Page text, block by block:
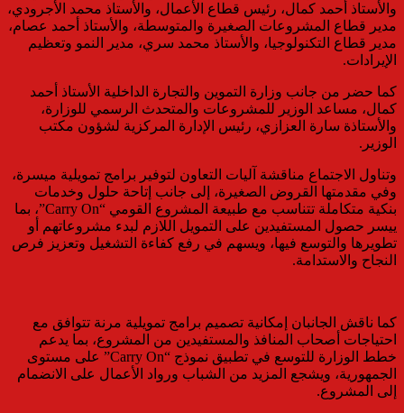
والأستاذ أحمد كمال، رئيس قطاع الأعمال، والأستاذ محمد الأجرودي،
مدير قطاع المشروعات الصغيرة والمتوسطة، والأستاذ أحمد عصام،
مدير قطاع التكنولوجيا، والأستاذ محمد سري، مدير النمو وتعظيم
الإيرادات.
كما حضر من جانب وزارة التموين والتجارة الداخلية الأستاذ أحمد
كمال، مساعد الوزير للمشروعات والمتحدث الرسمي للوزارة،
والأستاذة سارة العزازي، رئيس الإدارة المركزية لشؤون مكتب
الوزير.
وتناول الاجتماع مناقشة آليات التعاون لتوفير برامج تمويلية ميسرة،
وفي مقدمتها القروض الصغيرة، إلى جانب إتاحة حلول وخدمات
بنكية متكاملة تتناسب مع طبيعة المشروع القومي “Carry On”، بما
ييسر حصول المستفيدين على التمويل اللازم لبدء مشروعاتهم أو
تطويرها والتوسع فيها، ويسهم في رفع كفاءة التشغيل وتعزيز فرص
النجاح والاستدامة.
كما ناقش الجانبان إمكانية تصميم برامج تمويلية مرنة تتوافق مع
احتياجات أصحاب المنافذ والمستفيدين من المشروع، بما يدعم
خطط الوزارة للتوسع في تطبيق نموذج “Carry On” على مستوى
الجمهورية، ويشجع المزيد من الشباب ورواد الأعمال على الانضمام
إلى المشروع.